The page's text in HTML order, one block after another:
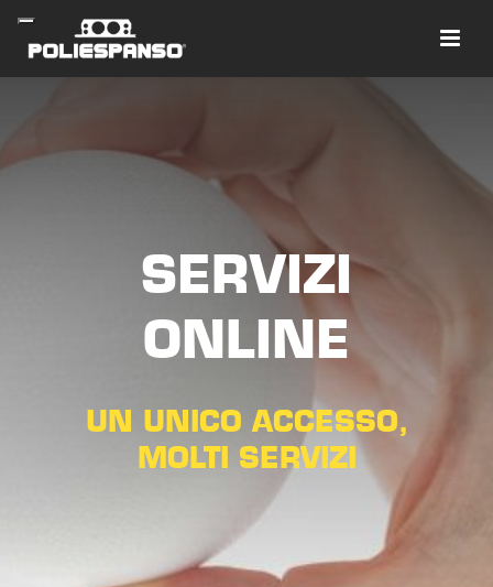
SERVIZI
ONLINE
UN UNICO ACCESSO,
MOLTI SERVIZI